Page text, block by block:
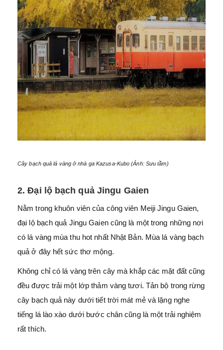
Cây bạch quả lá vàng ở nhà ga Kazusa-Kubo (Ảnh: Sưu tầm)
2. Đại lộ bạch quả Jingu Gaien
Nằm trong khuôn viên của công viên Meiji Jingu Gaien,
đại lộ bạch quả Jingu Gaien cũng là một trong những nơi
có lá vàng mùa thu hot nhất Nhật Bản. Mùa lá vàng bạch
quả ở đây hết sức thơ mộng.
Không chỉ có lá vàng trên cây mà khắp các mặt đất cũng
đều được trải một lớp thảm vàng tươi. Tản bộ trong rừng
cây bạch quả này dưới tiết trời mát mẻ và lặng nghe
tiếng lá lào xào dưới bước chân cũng là một trải nghiệm
rất thích.